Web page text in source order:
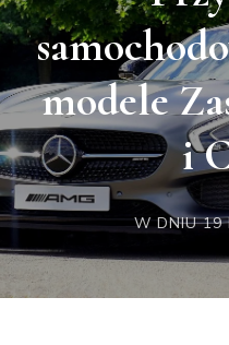
modele
i
W DNIU19